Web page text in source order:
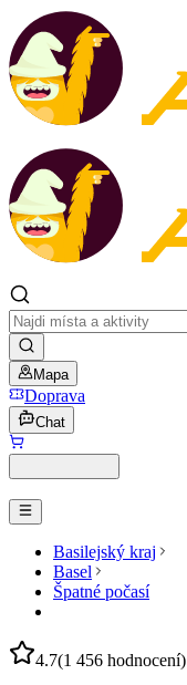
Mapa
Doprava
Chat
Basilejský kraj
Basel
Špatné počasí
4.7(1 456 hodnocení)